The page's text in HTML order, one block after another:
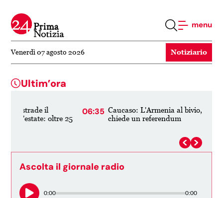
menu
Venerdì 07 agosto 2026 Notiziario
Ultim’ora
06:35
Caucaso: L'Armenia al bivio, UE o UEE. Putin
chiede un referendum
Ascolta il giornale radio
0:00 0:00